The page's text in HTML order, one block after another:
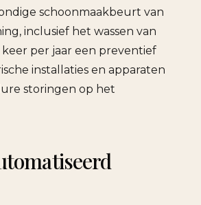
schoonmaakbeurt van
inclusief het wassen van
per jaar een preventief
installaties en apparaten
storingen op het